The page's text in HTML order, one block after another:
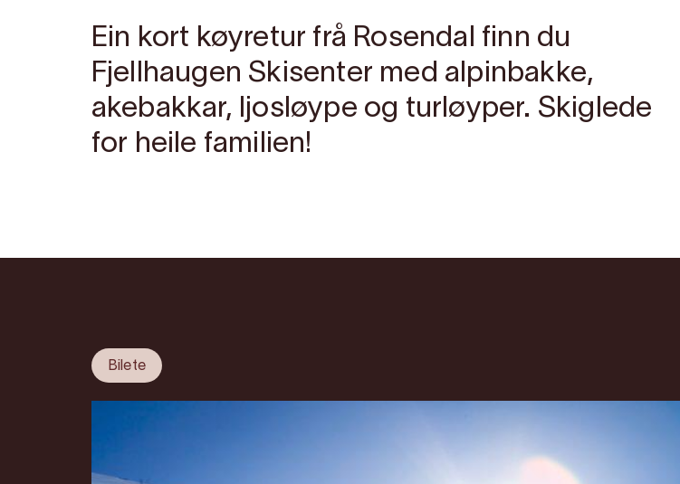
Ein kort køyretur frå Rosendal finn du
Fjellhaugen Skisenter med alpinbakke,
akebakkar, ljosløype og turløyper. Skiglede
for heile familien!
Bilete